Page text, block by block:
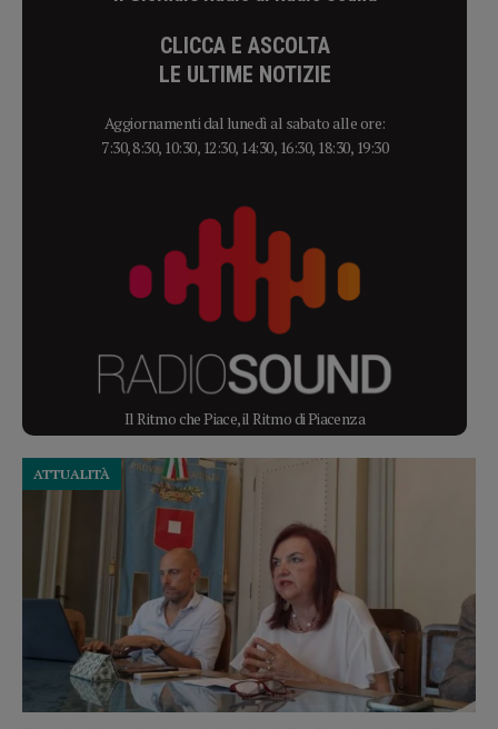
CLICCA E ASCOLTA
LE ULTIME NOTIZIE
Aggiornamenti dal lunedì al sabato alle ore:
7:30, 8:30, 10:30, 12:30, 14:30, 16:30, 18:30, 19:30
Il Ritmo che Piace, il Ritmo di Piacenza
ATTUALITÀ